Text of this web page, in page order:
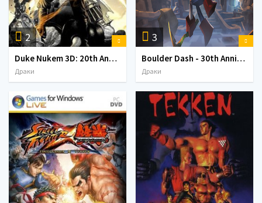
2
Duke Nukem 3D: 20th Anniversary World Tour (2016)
Драки
3
Boulder Dash - 30th Anniversary (2016)
Драки